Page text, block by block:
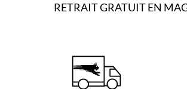
RETRAIT GRATUIT EN